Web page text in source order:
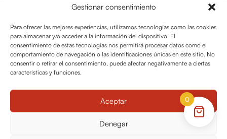
Gestionar consentimiento
Para ofrecer las mejores experiencias, utilizamos tecnologías como las cookies
para almacenar y/o acceder a la información del dispositivo. El
consentimiento de estas tecnologías nos permitirá procesar datos como el
comportamiento de navegación o las identificaciones únicas en este sitio. No
consentir o retirar el consentimiento, puede afectar negativamente a ciertas
características y funciones.
Aceptar
Denegar
Política de cookies
Política dedevoluciones y cancelaciones
0